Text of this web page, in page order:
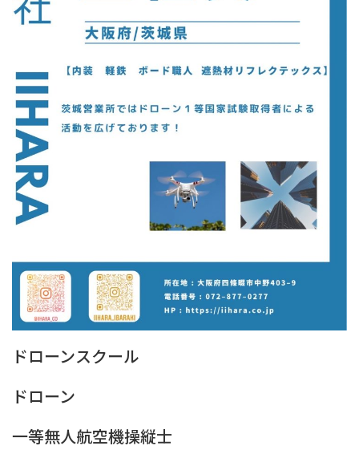
ドローンスクール
ドローン
一等無人航空機操縦士